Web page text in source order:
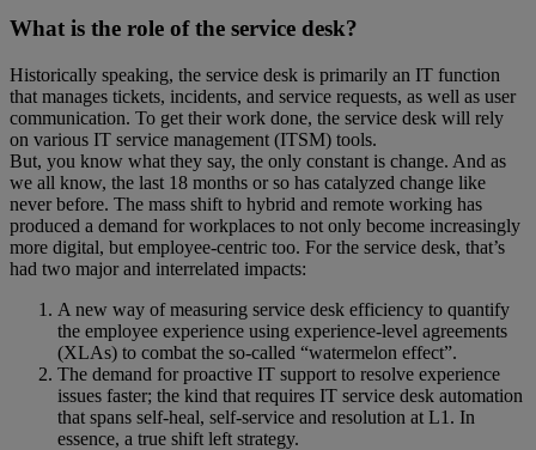
What is the role of the service desk?
Historically speaking, the service desk is primarily an IT function
that manages tickets, incidents, and service requests, as well as user
communication. To get their work done, the service desk will rely
on various IT service management (ITSM) tools.
But, you know what they say, the only constant is change. And as
we all know, the last 18 months or so has catalyzed change like
never before. The mass shift to hybrid and remote working has
produced a demand for workplaces to not only become increasingly
more digital, but employee-centric too. For the service desk, that’s
had two major and interrelated impacts:
A new way of measuring service desk efficiency to quantify
the employee experience using experience-level agreements
(XLAs) to combat the so-called “watermelon effect”.
The demand for proactive IT support to resolve experience
issues faster; the kind that requires IT service desk automation
that spans self-heal, self-service and resolution at L1. In
essence, a true shift left strategy.